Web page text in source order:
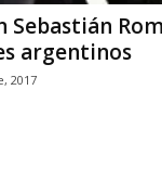
Sebastián
argentinos
2017